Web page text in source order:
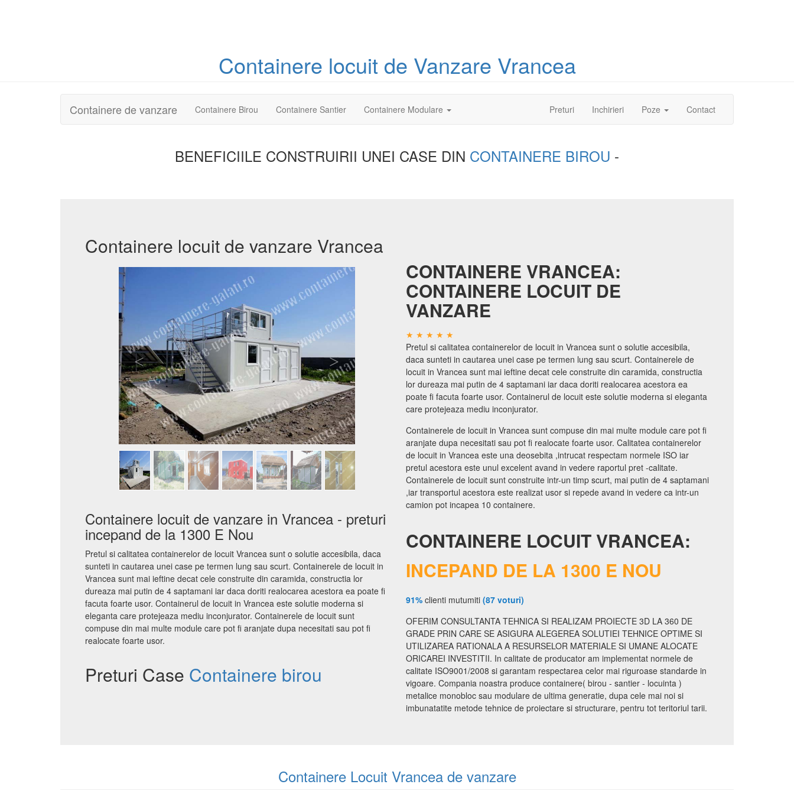
Containere locuit de Vanzare Vrancea
Containere de vanzare Containere Birou Containere Santier Containere Modulare Preturi(current)Inchirieri Poze Contact
BENEFICIILE CONSTRUIRII UNEI CASE DIN CONTAINERE BIROU -
Containere locuit de vanzare Vrancea
Containere locuit de vanzare in Vrancea - preturi
incepand de la 1300 E Nou
Pretul si calitatea containerelor de locuit Vrancea sunt o solutie accesibila, daca
sunteti in cautarea unei case pe termen lung sau scurt. Containerele de locuit in
Vrancea sunt mai ieftine decat cele construite din caramida, constructia lor
dureaza mai putin de 4 saptamani iar daca doriti realocarea acestora ea poate fi
facuta foarte usor. Containerul de locuit in Vrancea este solutie moderna si
eleganta care protejeaza mediu inconjurator. Containerele de locuit sunt
compuse din mai multe module care pot fi aranjate dupa necesitati sau pot fi
realocate foarte usor.
Preturi Case Containere birou
CONTAINERE VRANCEA:
CONTAINERE LOCUIT DE
VANZARE
Pretul si calitatea containerelor de locuit in Vrancea sunt o solutie accesibila,
daca sunteti in cautarea unei case pe termen lung sau scurt. Containerele de
locuit in Vrancea sunt mai ieftine decat cele construite din caramida, constructia
lor dureaza mai putin de 4 saptamani iar daca doriti realocarea acestora ea
poate fi facuta foarte usor. Containerul de locuit este solutie moderna si eleganta
care protejeaza mediu inconjurator.
Containerele de locuit in Vrancea sunt compuse din mai multe module care pot fi
aranjate dupa necesitati sau pot fi realocate foarte usor. Calitatea containerelor
de locuit in Vrancea este una deosebita ,intrucat respectam normele ISO iar
pretul acestora este unul excelent avand in vedere raportul pret -calitate.
Containerele de locuit sunt construite intr-un timp scurt, mai putin de 4 saptamani
,iar transportul acestora este realizat usor si repede avand in vedere ca intr-un
camion pot incapea 10 containere.
CONTAINERE LOCUIT VRANCEA:
INCEPAND DE LA 1300 E NOU
91% clienti mutumiti (87 voturi)
OFERIM CONSULTANTA TEHNICA SI REALIZAM PROIECTE 3D LA 360 DE
GRADE PRIN CARE SE ASIGURA ALEGEREA SOLUTIEI TEHNICE OPTIME SI
UTILIZAREA RATIONALA A RESURSELOR MATERIALE SI UMANE ALOCATE
ORICAREI INVESTITII. In calitate de producator am implementat normele de
calitate ISO9001/2008 si garantam respectarea celor mai riguroase standarde in
vigoare. Compania noastra produce containere( birou - santier - locuinta )
metalice monobloc sau modulare de ultima generatie, dupa cele mai noi si
imbunatatite metode tehnice de proiectare si structurare, pentru tot teritoriul tarii.
Containere Locuit Vrancea de vanzare